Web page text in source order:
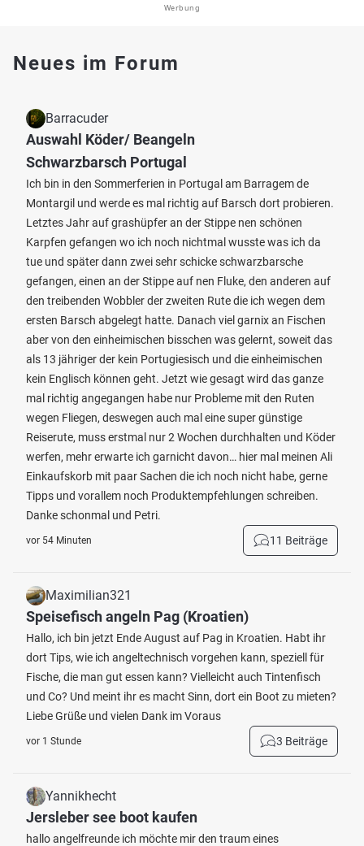
Werbung
Neues im Forum
Barracuder
Auswahl Köder/ Beangeln
Schwarzbarsch Portugal
Ich bin in den Sommerferien in Portugal am Barragem de
Montargil und werde es mal richtig auf Barsch dort probieren.
Letztes Jahr auf grashüpfer an der Stippe nen schönen
Karpfen gefangen wo ich noch nichtmal wusste was ich da
tue und später dann zwei sehr schicke schwarzbarsche
gefangen, einen an der Stippe auf nen Fluke, den anderen auf
den treibenden Wobbler der zweiten Rute die ich wegen dem
ersten Barsch abgelegt hatte. Danach viel garnix an Fischen
aber von den einheimischen bisschen was gelernt, soweit das
als 13 jähriger der kein Portugiesisch und die einheimischen
kein Englisch können geht. Jetzt wie gesagt wird das ganze
mal richtig angegangen habe nur Probleme mit den Ruten
wegen Fliegen, deswegen auch mal eine super günstige
Reiserute, muss erstmal nur 2 Wochen durchhalten und Köder
werfen, mehr erwarte ich garnicht davon… hier mal meinen Ali
Einkaufskorb mit paar Sachen die ich noch nicht habe, gerne
Tipps und vorallem noch Produktempfehlungen schreiben.
Danke schonmal und Petri.
vor 54 Minuten 11 Beiträge
Maximilian321
Speisefisch angeln Pag (Kroatien)
Hallo, ich bin jetzt Ende August auf Pag in Kroatien. Habt ihr
dort Tips, wie ich angeltechnisch vorgehen kann, speziell für
Fische, die man gut essen kann? Vielleicht auch Tintenfisch
und Co? Und meint ihr es macht Sinn, dort ein Boot zu mieten?
Liebe Grüße und vielen Dank im Voraus
vor 1 Stunde 3 Beiträge
Yannikhecht
Jersleber see boot kaufen
hallo angelfreunde ich möchte mir den traum eines